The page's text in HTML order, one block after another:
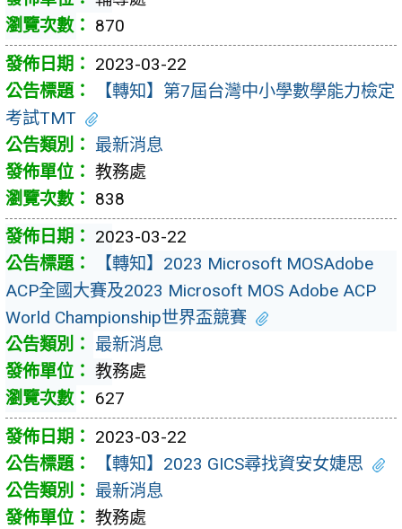
870
2023-03-22
【轉知】第7屆台灣中小學數學能力檢定
考試TMT
最新消息
教務處
838
2023-03-22
【轉知】2023 Microsoft MOSAdobe
ACP全國大賽及2023 Microsoft MOS Adobe ACP
World Championship世界盃競賽
最新消息
教務處
627
2023-03-22
【轉知】2023 GICS尋找資安女婕思
最新消息
教務處